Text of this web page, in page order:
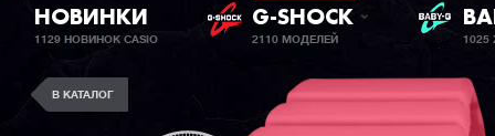
НОВИНКИ
1129 НОВИНОК CASIO
G-SHOCK
2110 МОДЕЛЕЙ
В КАТАЛОГ